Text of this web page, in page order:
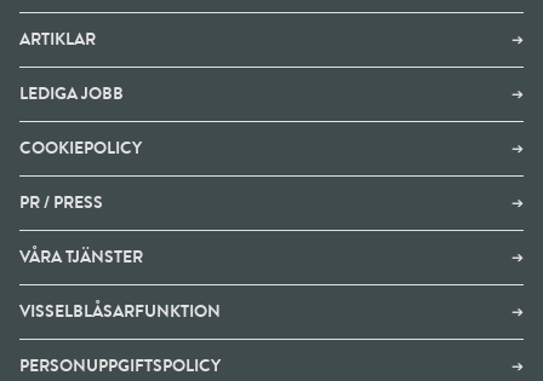
ARTIKLAR ➔
LEDIGA JOBB ➔
COOKIEPOLICY ➔
PR / PRESS ➔
VÅRA TJÄNSTER ➔
VISSELBLÅSARFUNKTION ➔
PERSONUPPGIFTSPOLICY ➔